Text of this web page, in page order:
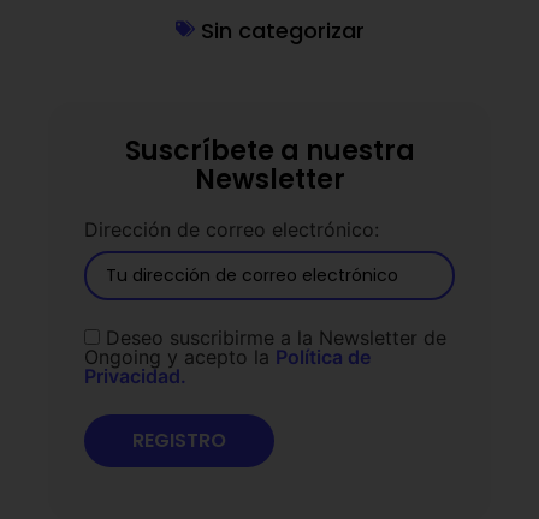
Sin categorizar
Suscríbete a nuestra
Newsletter
Dirección de correo electrónico:
Deseo suscribirme a la Newsletter de
Ongoing y acepto la Política de
Privacidad.